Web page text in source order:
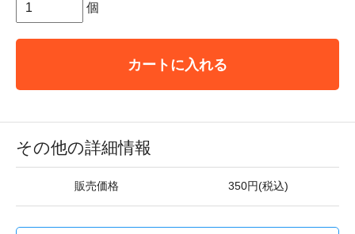
個
カートに入れる
その他の詳細情報
販売価格 350円(税込)